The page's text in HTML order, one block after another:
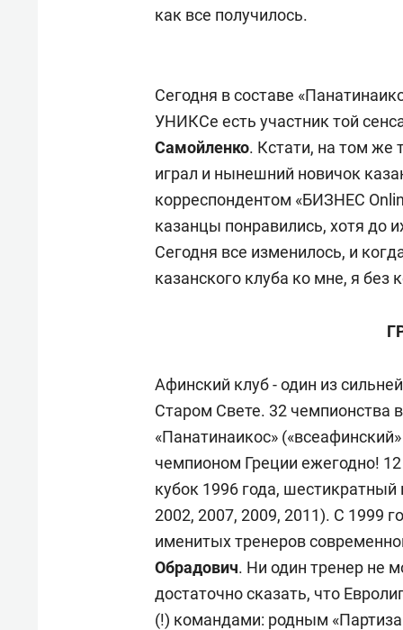
как все получилось.
Сегодня в составе
УНИКСе есть участник той
Самойленко. Кстати, на том же
играл и нынешний новичок
корреспондентом «БИЗНЕС
казанцы понравились, хотя до
Сегодня все изменилось, и
казанского клуба ко мне, я без
Афинский клуб - один из
Старом Свете. 32 чемпионства
«Панатинаикос»
чемпионом Греции ежегодно!
кубок 1996 года,
2002, 2007, 2009, 2011). С 1999
именитых тренеров
Обрадович. Ни один тренер не
достаточно сказать, что
(!) командами: родным